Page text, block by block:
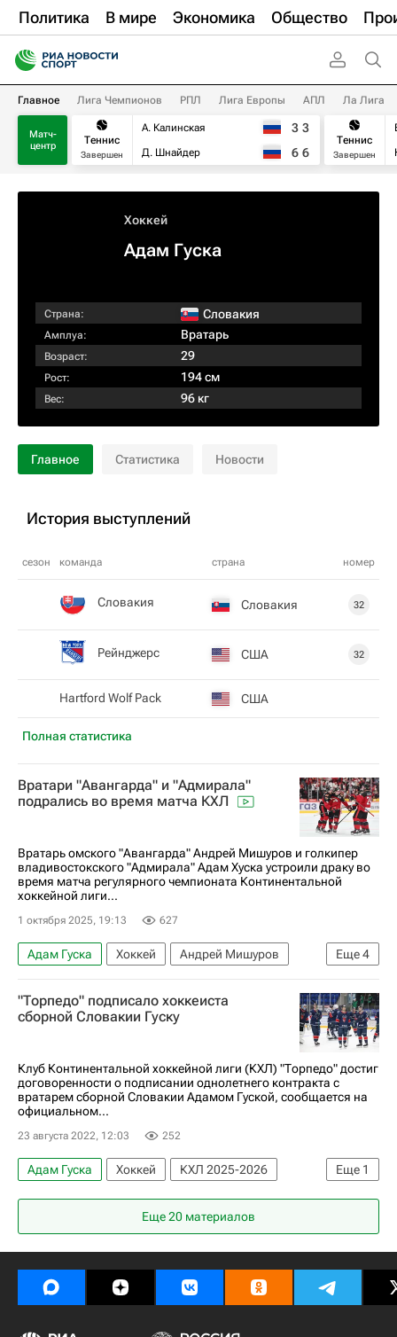
Политика В мире Экономика Общество
Главное Лига Чемпионов РПЛ Лига Европы АПЛ Ла Лига
Матч-
центр
Теннис
Завершен
А. Калинская
Д. Шнайдер
3 3
6 6
Теннис
Завершен
Хоккей
Адам Гуска
Страна: Словакия
Амплуа: Вратарь
Возраст: 29
Рост: 194 см
Вес: 96 кг
Главное Статистика Новости
История выступлений
сезон команда страна номер
Полная статистика
Словакия Словакия 32
Рейнджерс США 32
Hartford Wolf Pack США
Вратари "Авангарда" и "Адмирала"
подрались во время матча КХЛ
Вратарь омского "Авангарда" Андрей Мишуров и голкипер
владивостокского "Адмирала" Адам Хуска устроили драку во
время матча регулярного чемпионата Континентальной
хоккейной лиги...
1 октября 2025, 19:13 627
Еще4
Адам Гуска Хоккей
Андрей Мишуров
Омск
Авангард
Адмирал
КХЛ 2025-2026
"Торпедо" подписало хоккеиста
сборной Словакии Гуску
Клуб Континентальной хоккейной лиги (КХЛ) "Торпедо" достиг
договоренности о подписании однолетнего контракта с
вратарем сборной Словакии Адамом Гуской, сообщается на
официальном...
23 августа 2022, 12:03 252
Еще 1
Адам Гуска Хоккей
КХЛ 2025-2026
Торпедо
Еще 20 материалов